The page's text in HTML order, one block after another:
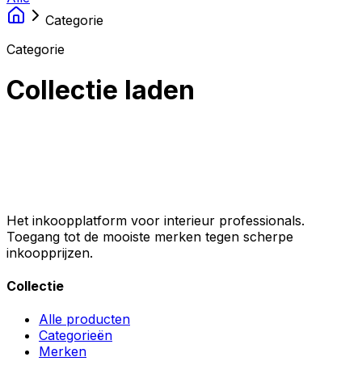
Categorie
Categorie
Collectie laden
Het inkoopplatform voor interieur professionals.
Toegang tot de mooiste merken tegen scherpe
inkoopprijzen.
Collectie
Alle producten
Categorieën
Merken